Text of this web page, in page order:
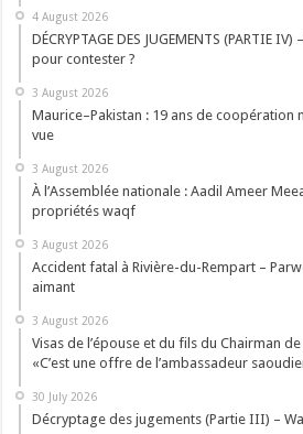
4 August 2026
DÉCRYPTAGE DES JUGEMENTS (PARTIE
pour contester ?
3 August 2026
Maurice–Pakistan : 19 ans de
vue
3 August 2026
À l’Assemblée nationale : Aadil Ameer
propriétés waqf
3 August 2026
Accident fatal à Rivière-du-Rempart –
aimant
3 August 2026
Visas de l’épouse et du fils du Chairman
«C’est une offre de l’ambassadeur
30 July 2026
Décryptage des jugements (Partie III) –